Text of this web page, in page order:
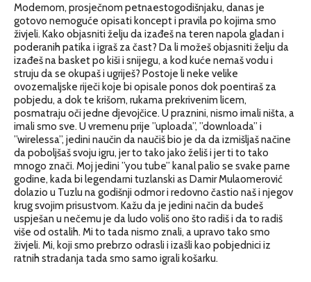
Modernom, prosječnom petnaestogodišnjaku, danas je
gotovo nemoguće opisati koncept i pravila po kojima smo
živjeli. Kako objasniti želju da izađeš na teren napola gladan i
poderanih patika i igraš za čast? Da li možeš objasniti želju da
izađeš na basket po kiši i snijegu, a kod kuće nemaš vodu i
struju da se okupaš i ugriješ? Postoje li neke velike
ovozemaljske riječi koje bi opisale ponos dok poentiraš za
pobjedu, a dok te krišom, rukama prekrivenim licem,
posmatraju oči jedne djevojčice. U praznini, nismo imali ništa, a
imali smo sve. U vremenu prije ”uploada”, ”downloada” i
”wirelessa”, jedini naučin da naučiš bio je da da izmišljaš načine
da poboljšaš svoju igru, jer to tako jako želiš i jer ti to tako
mnogo znači. Moj jedini ”you tube” kanal palio se svake parne
godine, kada bi legendarni tuzlanski as Damir Mulaomerović
dolazio u Tuzlu na godišnji odmor i redovno častio naš i njegov
krug svojim prisustvom. Kažu da je jedini način da budeš
uspješan u nečemu je da ludo voliš ono što radiš i da to radiš
više od ostalih. Mi to tada nismo znali, a upravo tako smo
živjeli. Mi, koji smo prebrzo odrasli i izašli kao pobjednici iz
ratnih stradanja tada smo samo igrali košarku.